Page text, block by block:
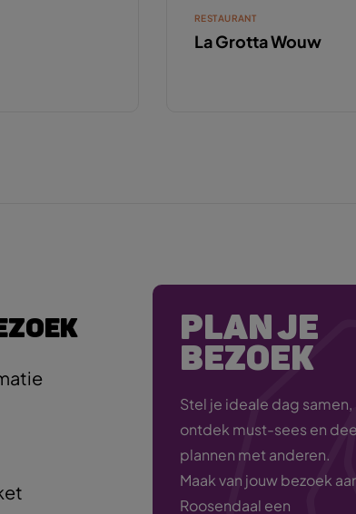
RESTAURANT
La Grotta Wouw
PLAN JE
BEZOEK
Stel je ideale dag samen,
ontdek must-sees en
plannen met anderen.
Maak van jouw bezoek
Roosendaal een